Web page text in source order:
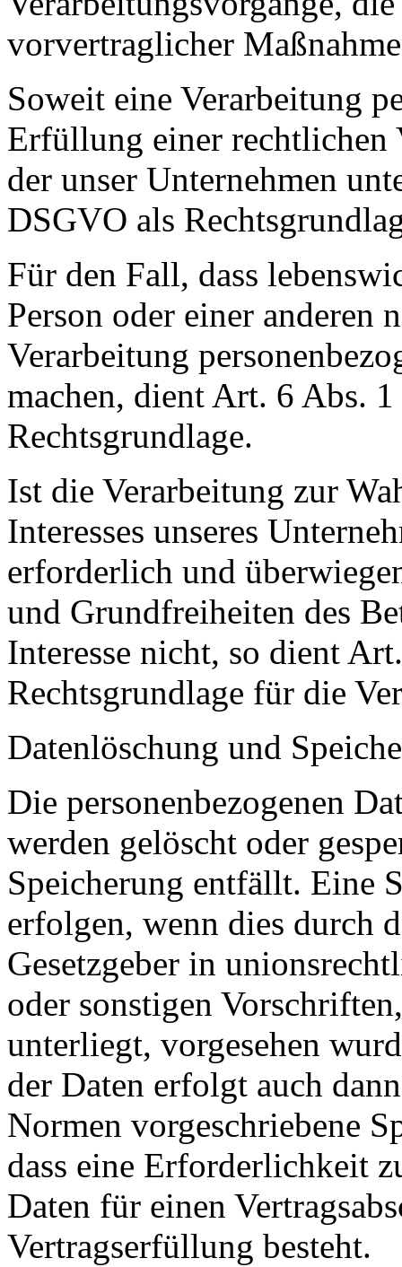
vorvertraglicher
Soweit eine Verarbeitung
Erfüllung einer
der unser Unternehmen
DSGVO als
Für den Fall, dass
Person oder einer anderen
Verarbeitung
machen, dient Art. 6 Abs.
Rechtsgrundlage.
Ist die Verarbeitung zur
Interesses unseres
erforderlich und
und Grundfreiheiten des
Interesse nicht, so dient
Rechtsgrundlage für die
Datenlöschung und
Die personenbezogenen
werden gelöscht oder
Speicherung entfällt. Eine
erfolgen, wenn dies durch
Gesetzgeber in
oder sonstigen
unterliegt, vorgesehen
der Daten erfolgt auch
Normen vorgeschriebene
dass eine Erforderlichkeit
Daten für einen
Vertragserfüllung besteht.